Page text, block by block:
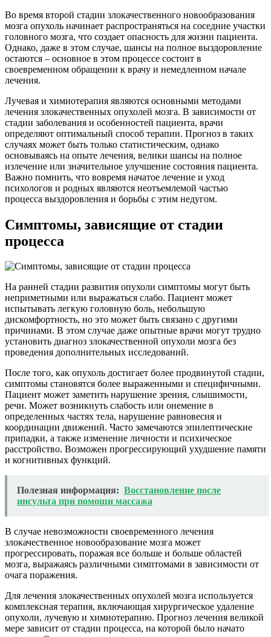
Во время второй стадии злокачественного новообразования
мозга опухоль начинает распространяться на соседние участки
головного мозга, что создает опасность для жизни пациента.
Однако, даже в этом случае, шансы на полное выздоровление
остаются – основное в этом процессе состоит в
своевременном обращении к врачу и немедленном начале
лечения.
Лучевая и химиотерапия являются основными методами
лечения злокачественных опухолей мозга. В зависимости от
стадии заболевания и особенностей пациента, врачи
определяют оптимальный способ терапии. Прогноз в таких
случаях может быть только статистическим, однако
основываясь на опыте лечения, велики шансы на полное
излечение или значительное улучшение состояния пациента.
Важно помнить, что вовремя начатое лечение и уход
психологов и родных являются неотъемлемой частью
процесса выздоровления и борьбы с этим недугом.
Симптомы, зависящие от стадии
процесса
На ранней стадии развития опухоли симптомы могут быть
неприметными или выражаться слабо. Пациент может
испытывать легкую головную боль, небольшую
дискомфортность, но это может быть связано с другими
причинами. В этом случае даже опытные врачи могут трудно
установить диагноз злокачественной опухоли мозга без
проведения дополнительных исследований.
После того, как опухоль достигает более продвинутой стадии,
симптомы становятся более выраженными и специфичными.
Пациент может заметить нарушение зрения, слышимости,
речи. Может возникнуть слабость или онемение в
определенных частях тела, нарушение равновесия и
координации движений. Часто замечаются эпилептические
припадки, а также изменение личности и психическое
расстройство. Возможен прогрессирующий ухудшение памяти
и когнитивных функций.
Полезная информация: Восстановление после
инсульта при помощи массажа
В случае невозможности своевременного лечения
злокачественное новообразование мозга может
прогрессировать, поражая все больше и больше областей
мозга, выражаясь различными симптомами в зависимости от
очага поражения.
Для лечения злокачественных опухолей мозга используется
комплексная терапия, включающая хирургическое удаление
опухоли, лучевую и химиотерапию. Прогноз лечения великой
мере зависит от стадии процесса, на которой было начато